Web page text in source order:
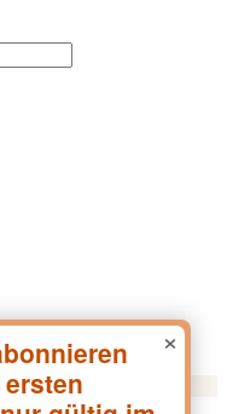
v w x y z
×